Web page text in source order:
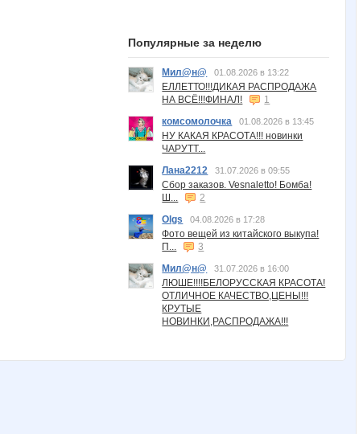
Популярные за неделю
Мил@н@ 01.08.2026 в 13:22
ЕЛЛЕТТО!!!ДИКАЯ РАСПРОДАЖА
НА ВСЁ!!!ФИНАЛ!
1
комсомолочка
01.08.2026 в 13:45
НУ КАКАЯ КРАСОТА!!! новинки
ЧАРУТТ...
Лана2212
31.07.2026 в 09:55
Сбор заказов. Vesnaletto! Бомба!
Ш...
2
Olgs
04.08.2026 в 17:28
Фото вещей из китайского выкупа!
П...
3
Мил@н@
31.07.2026 в 16:00
ЛЮШЕ!!!!БЕЛОРУССКАЯ КРАСОТА!
ОТЛИЧНОЕ КАЧЕСТВО,ЦЕНЫ!!!
КРУТЫЕ
НОВИНКИ,РАСПРОДАЖА!!!